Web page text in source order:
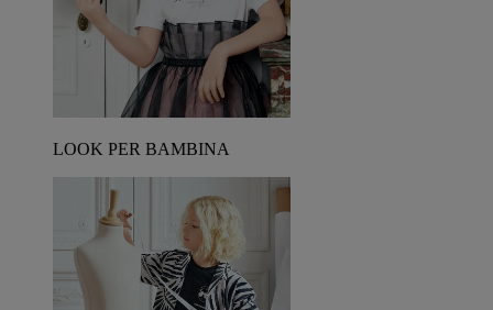
LOOK PER BAMBINA